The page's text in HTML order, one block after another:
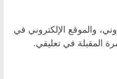
والموقع الإلكتروني في
المقبلة في تعليقي.